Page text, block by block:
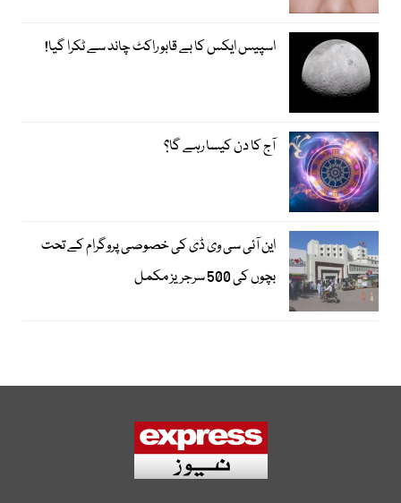
اسپیس ایکس کا بے قابو راکٹ چاند سے ٹکرا گیا!
آج کا دن کیسا رہے گا؟
این آئی سی وی ڈی کی خصوصی پروگرام کے تحت
بچوں کی 500 سرجریز مکمل